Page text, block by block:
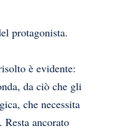
protagonista.
è evidente:
da ciò che gli
che necessita
ancorato